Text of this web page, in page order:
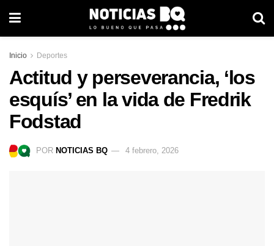
Inicio Deportes
Actitud y perseverancia, ‘los
esquís’ en la vida de Fredrik
Fodstad
POR NOTICIAS BQ 4 febrero, 2026